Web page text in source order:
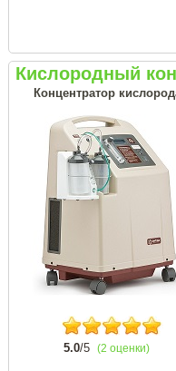
Кислородный
Концентратор
5.0/5 (2 оценки)